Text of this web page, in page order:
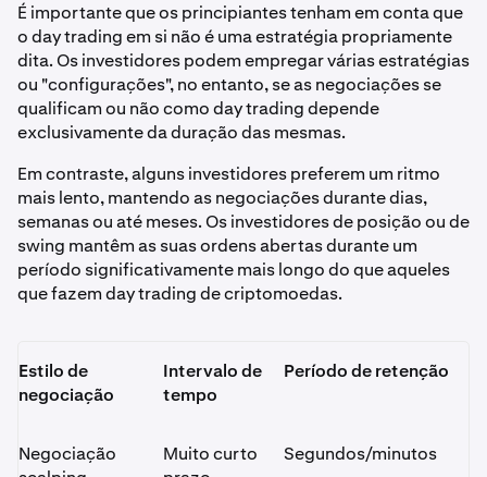
É importante que os principiantes tenham em conta que
o day trading em si não é uma estratégia propriamente
dita. Os investidores podem empregar várias estratégias
ou "configurações", no entanto, se as negociações se
qualificam ou não como day trading depende
exclusivamente da duração das mesmas.
Em contraste, alguns investidores preferem um ritmo
mais lento, mantendo as negociações durante dias,
semanas ou até meses. Os investidores de posição ou de
swing mantêm as suas ordens abertas durante um
período significativamente mais longo do que aqueles
que fazem day trading de criptomoedas.
Estilo de
negociação
Intervalo de
tempo
Período de retenção
Negociação
Muito curto
Segundos/minutos